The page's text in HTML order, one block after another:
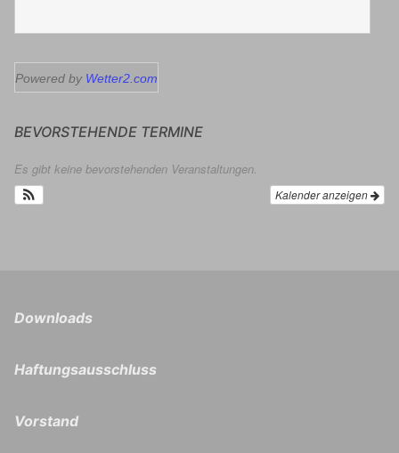
Powered by Wetter2.com
BEVORSTEHENDE TERMINE
Es gibt keine bevorstehenden Veranstaltungen.
Kalender anzeigen
Downloads
Haftungsausschluss
Vorstand